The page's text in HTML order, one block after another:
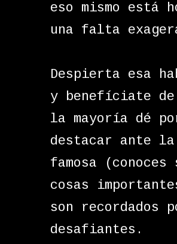
eso mismo está
una falta
Despierta esa
y benefíciate
la mayoría dé
destacar ante
famosa (conoces
cosas
son recordados
desafiantes.